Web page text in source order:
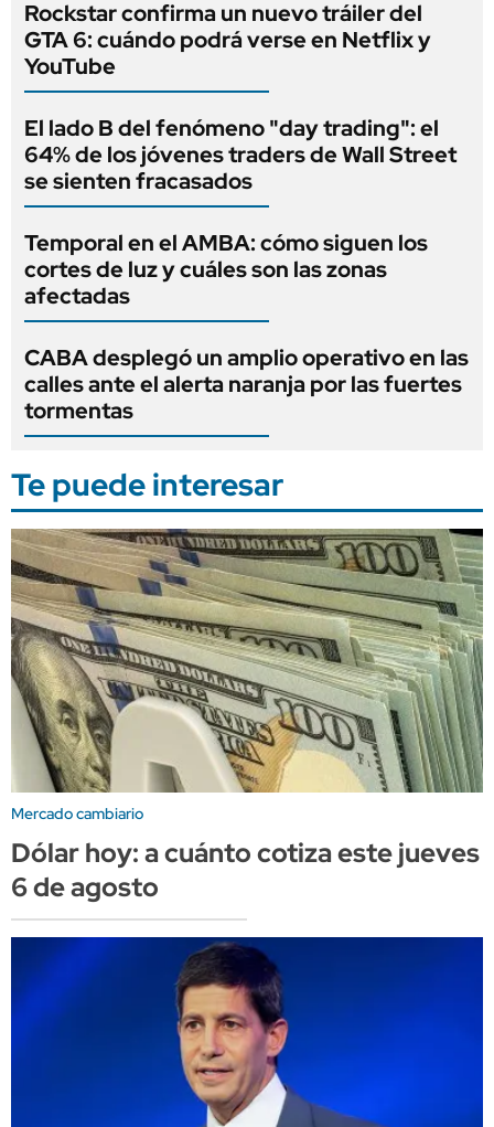
Rockstar confirma un nuevo tráiler del
GTA 6: cuándo podrá verse en Netflix y
YouTube
El lado B del fenómeno "day trading": el
64% de los jóvenes traders de Wall Street
se sienten fracasados
Temporal en el AMBA: cómo siguen los
cortes de luz y cuáles son las zonas
afectadas
CABA desplegó un amplio operativo en las
calles ante el alerta naranja por las fuertes
tormentas
Te puede interesar
Mercado cambiario
Dólar hoy: a cuánto cotiza este jueves
6 de agosto